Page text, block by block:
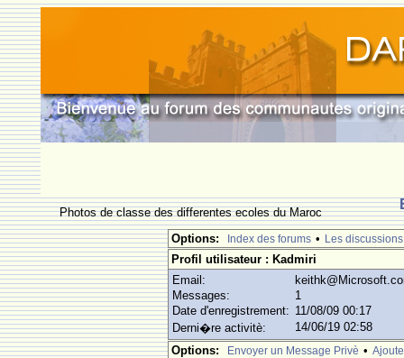
Photos de classe des differentes ecoles du Maroc
Options:
Index des forums • Les discussions
Profil utilisateur : Kadmiri
Email:
Messages:
1
Date d'enregistrement: 11/08/09 00:17
Derni�re activitè:
14/06/19 02:58
Options:
Envoyer un Message Privè •